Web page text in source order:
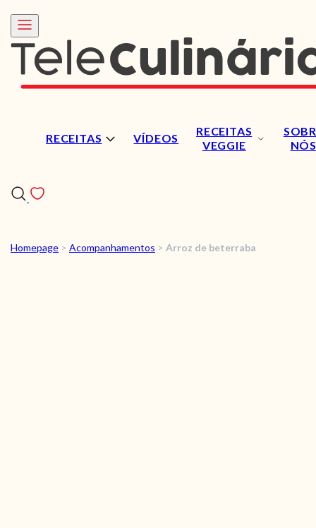
RECEITAS VÍDEOS
RECEITAS
VEGGIE
NÓS
RECEITAS
Homepage > Acompanhamentos > Arroz de beterraba